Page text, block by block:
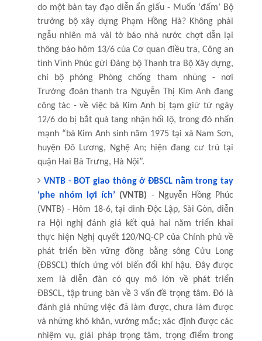
do một bàn tay đạo diễn ẩn giấu - Muốn ‘đấm’ Bộ
trưởng bộ xây dựng Phạm Hồng Hà? Không phải
ngẫu nhiên mà vài tờ báo nhà nước chợt dẫn lại
thông báo hôm 13/6 của Cơ quan điều tra, Công an
tỉnh Vĩnh Phúc gửi Đảng bộ Thanh tra Bộ Xây dựng,
chi bộ phòng Phòng chống tham nhũng - nơi
Trưởng đoàn thanh tra Nguyễn Thị Kim Anh đang
công tác - về việc bà Kim Anh bị tạm giữ từ ngày
12/6 do bị bắt quả tang nhận hối lộ, trong đó nhấn
mạnh “bà Kim Anh sinh năm 1975 tại xã Nam Sơn,
huyện Đô Lương, Nghệ An; hiện đang cư trú tại
quận Hai Bà Trưng, Hà Nội”.
VNTB - BOT giao thông ở ĐBSCL nằm trong tay
‘phe nhóm lợi ích’ (VNTB) - Nguyễn Hồng Phúc
(VNTB) - Hôm 18-6, tại dinh Độc Lập, Sài Gòn, diễn
ra Hội nghị đánh giá kết quả hai năm triển khai
thực hiện Nghị quyết 120/NQ-CP của Chính phủ về
phát triển bền vững đồng bằng sông Cửu Long
(ĐBSCL) thích ứng với biến đổi khí hậu. Đây được
xem là diễn đàn có quy mô lớn về phát triển
ĐBSCL, tập trung bàn về 3 vấn đề trọng tâm. Đó là
đánh giá những việc đã làm được, chưa làm được
và những khó khăn, vướng mắc; xác định được các
nhiệm vụ, giải pháp trọng tâm, trọng điểm trong